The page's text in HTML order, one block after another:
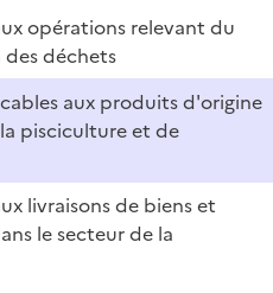
opérations relevant du
déchets
aux produits d'origine
pisciculture et de
livraisons de biens et
le secteur de la